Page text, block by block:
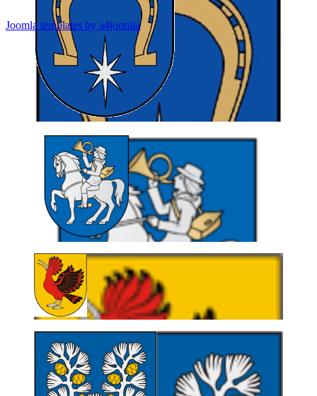
Joomla templates by a4joomla